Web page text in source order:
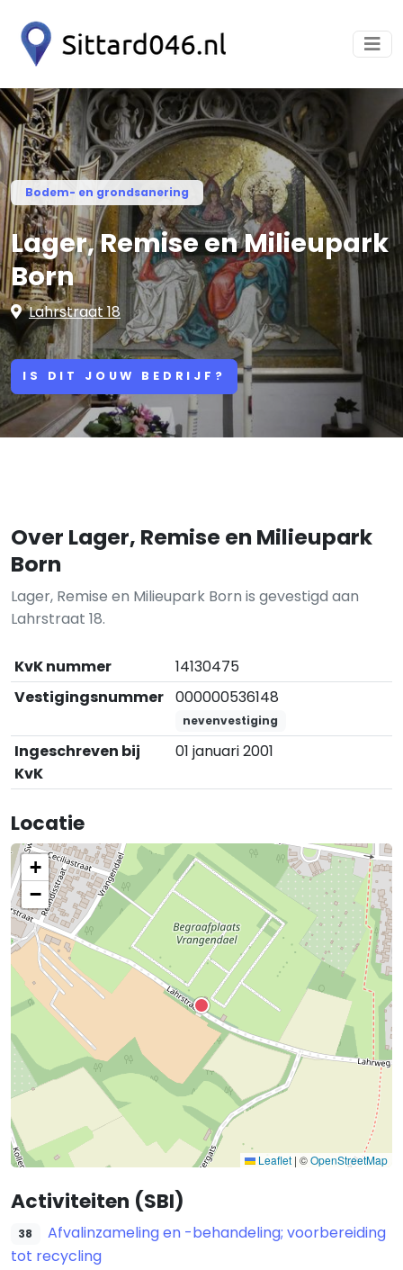
Bodem- en grondsanering
Lager, Remise en Milieupark
Born
Lahrstraat 18
IS DIT JOUW BEDRIJF?
Over Lager, Remise en Milieupark
Born
Lager, Remise en Milieupark Born is gevestigd aan
Lahrstraat 18.
KvK nummer
14130475
Vestigingsnummer 000000536148
nevenvestiging
Ingeschreven bij
KvK
01 januari 2001
Locatie
+
−
Leaflet | ©OpenStreetMap
Activiteiten (SBI)
38
Afvalinzameling en -behandeling; voorbereiding
tot recycling